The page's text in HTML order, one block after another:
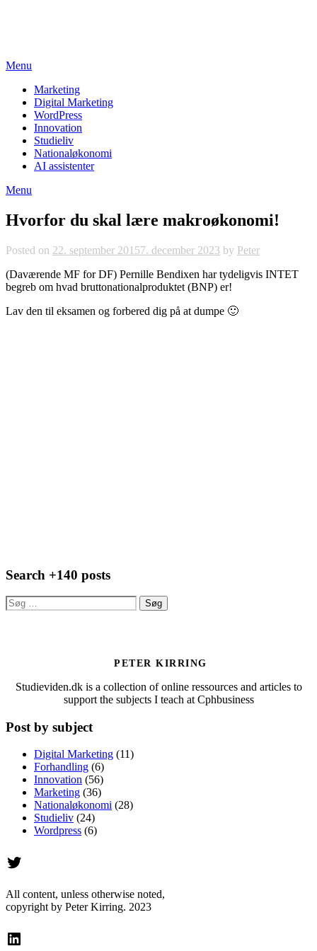
Menu
Marketing
Digital Marketing
WordPress
Innovation
Studieliv
Nationaløkonomi
AI assistenter
Menu
Hvorfor du skal lære makroøkonomi!
Posted on 22. september 20157. december 2023 by Peter
(Daværende MF for DF) Pernille Bendixen har tydeligvis INTET
begreb om hvad bruttonationalproduktet (BNP) er!
Lav den til eksamen og forbered dig på at dumpe 🙂
Search +140 posts
Søg
efter:
PETER KIRRING
Studieviden.dk is a collection of online ressources and articles to
support the subjects I teach at Cphbusiness
Post by subject
Digital Marketing (11)
Forhandling (6)
Innovation (56)
Marketing (36)
Nationaløkonomi (28)
Studieliv (24)
Wordpress (6)
Twitter
All content, unless otherwise noted,
copyright by Peter Kirring. 2023
LinkedIn